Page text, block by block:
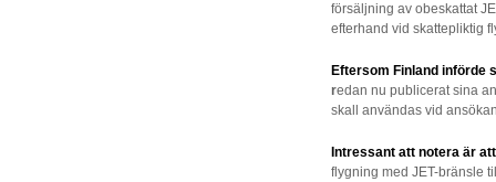
försäljning av obeskattat
efterhand vid skattepliktig
Eftersom Finland
redan nu publicerat sina
skall användas vid
Intressant att notera är
flygning med JET-bränsle